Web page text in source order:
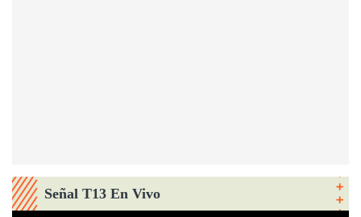
Señal T13 En Vivo